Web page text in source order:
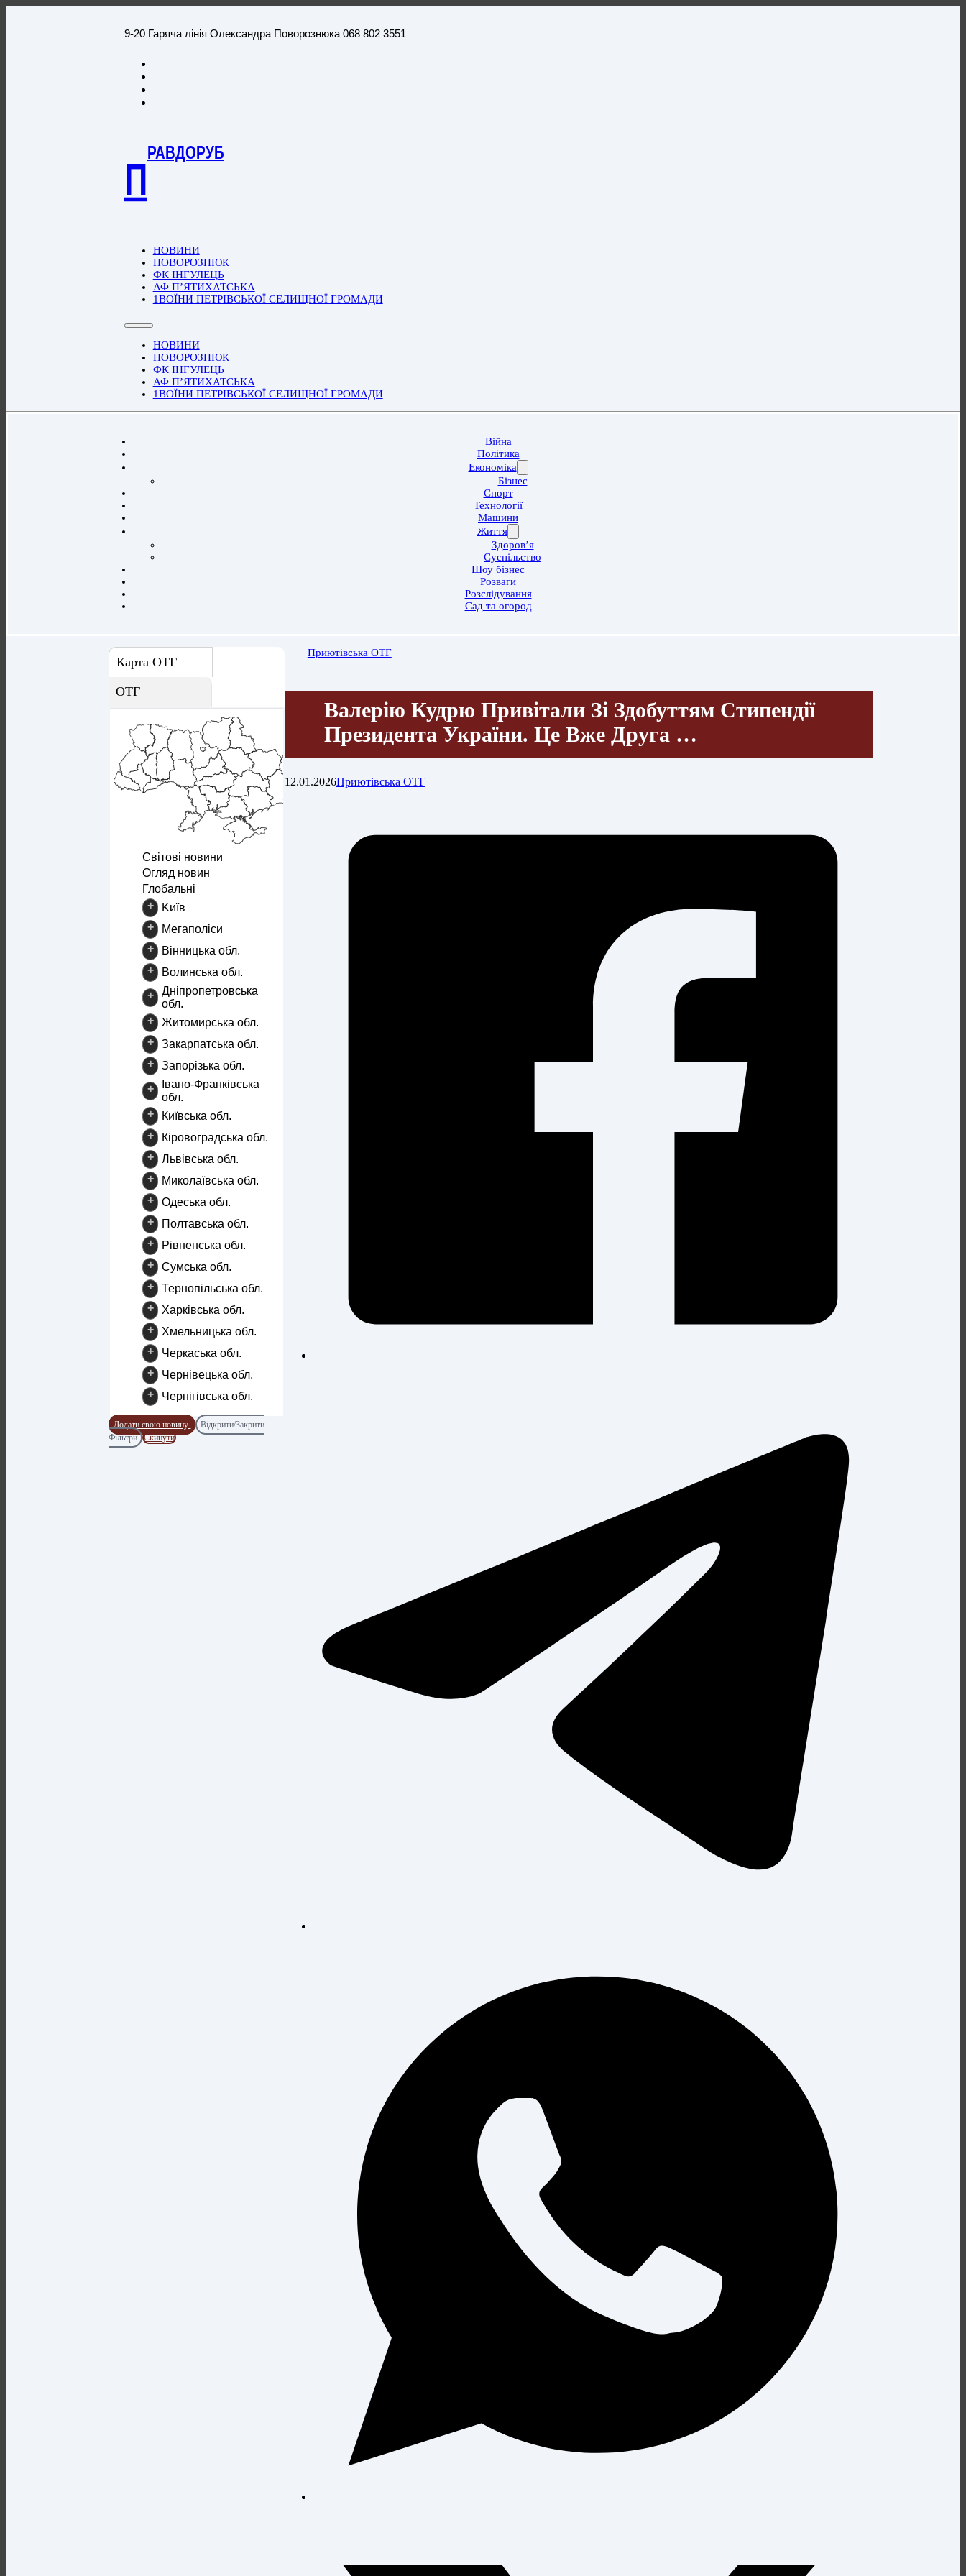
9-20 Гаряча лінія Олександра Поворознюка 068 802 3551
П
РАВДОРУБ
НОВИНИ
ПОВОРОЗНЮК
ФК ІНГУЛЕЦЬ
АФ П’ЯТИХАТСЬКА
1ВОЇНИ ПЕТРІВСЬКОЇ СЕЛИЩНОЇ ГРОМАДИ
НОВИНИ
ПОВОРОЗНЮК
ФК ІНГУЛЕЦЬ
АФ П’ЯТИХАТСЬКА
1ВОЇНИ ПЕТРІВСЬКОЇ СЕЛИЩНОЇ ГРОМАДИ
Війна
Політика
Економіка
Бізнес
Спорт
Технології
Машини
Життя
Здоров’я
Суспільство
Шоу бізнес
Розваги
Розслідування
Сад та огород
Карта ОТГ
ОТГ
Світові новини
Огляд новин
Глобальні
+
Kиїв
+
Mегаполіси
+
Вінницька обл.
+
Волинська обл.
+
Дніпропетровська
обл.
+
Житомирська обл.
+
Закарпатська обл.
+
Запорізька обл.
+
Івано-Франківська
обл.
+
Київська обл.
+
Кіровоградська обл.
+
Львівська обл.
+
Миколаївська обл.
+
Одеська обл.
+
Полтавська обл.
+
Рівненська обл.
+
Сумська обл.
+
Тернопільська обл.
+
Харківська обл.
+
Хмельницька обл.
+
Черкаська обл.
+
Чернівецька обл.
+
Чернігівська обл.
Додати свою новину
Відкрити/Закрити
Фільтри
Скинути
Приютівська ОТГ
Валерію Кудрю Привітали Зі Здобуттям Стипендії
Президента України. Це Вже Друга …
12.01.2026Приютівська ОТГ